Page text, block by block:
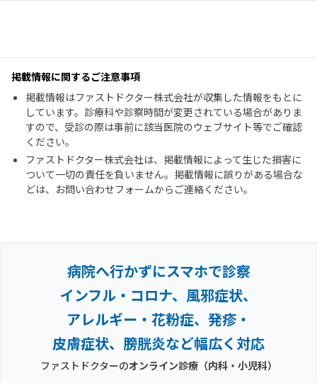
掲載情報に関するご注意事項
掲載情報はファストドクター株式会社が収集した情報をもとに
しています。診療科や診察時間が変更されている場合がありま
すので、受診の際は事前に該当医院のウェブサイト等でご確認
ください。
ファストドクター株式会社は、掲載情報によって生じた損害に
ついて一切の責任を負いません。掲載情報に誤りがある場合な
どは、お問い合わせフォームからご連絡ください。
病院へ行かずにスマホで診察
インフル・コロナ、風邪症状、
アレルギー・花粉症、 発疹・
皮膚症状、膀胱炎など幅広く対応
ファストドクターのオンライン診療（内科・小児科）